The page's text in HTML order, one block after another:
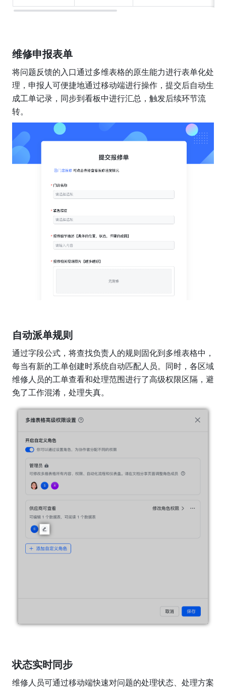
维修申报表单
将问题反馈的入口通过多维表格的原生能力进行表单化处
理，申报人可便捷地通过移动端进行操作，提交后自动生
成工单记录，同步到看板中进行汇总，触发后续环节流
转。
自动派单规则
通过字段公式，将查找负责人的规则固化到多维表格中，
每当有新的工单创建时系统自动匹配人员。同时，各区域
维修人员的工单查看和处理范围进行了高级权限区隔，避
免了工作混淆，处理失真。
状态实时同步
维修人员可通过移动端快速对问题的处理状态、处理方案